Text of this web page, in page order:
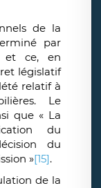
de la
par
et ce, en
législatif
relatif à
Le
que « La
du
du
»[15].
de la